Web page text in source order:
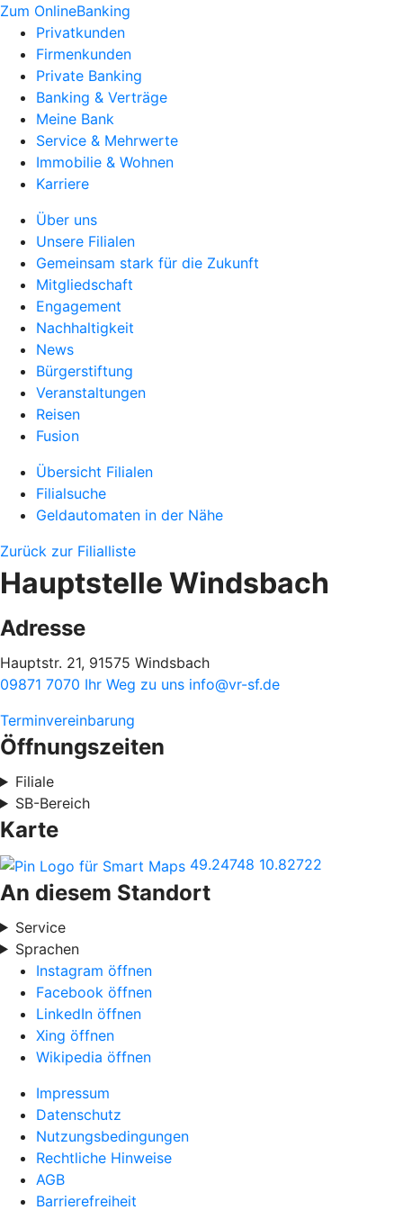
Zum OnlineBanking
Privatkunden
Firmenkunden
Private Banking
Banking & Verträge
Meine Bank
Service & Mehrwerte
Immobilie & Wohnen
Karriere
Über uns
Unsere Filialen
Gemeinsam stark für die Zukunft
Mitgliedschaft
Engagement
Nachhaltigkeit
News
Bürgerstiftung
Veranstaltungen
Reisen
Fusion
Übersicht Filialen
Filialsuche
Geldautomaten in der Nähe
Zurück zur Filialliste
Hauptstelle Windsbach
Adresse
Hauptstr. 21, 91575 Windsbach
09871 7070 Ihr Weg zu uns info@vr-sf.de
Terminvereinbarung
Öffnungszeiten
Filiale
SB-Bereich
Karte
49.24748 10.82722
An diesem Standort
Service
Sprachen
Instagram öffnen
Facebook öffnen
LinkedIn öffnen
Xing öffnen
Wikipedia öffnen
Impressum
Datenschutz
Nutzungsbedingungen
Rechtliche Hinweise
AGB
Barrierefreiheit